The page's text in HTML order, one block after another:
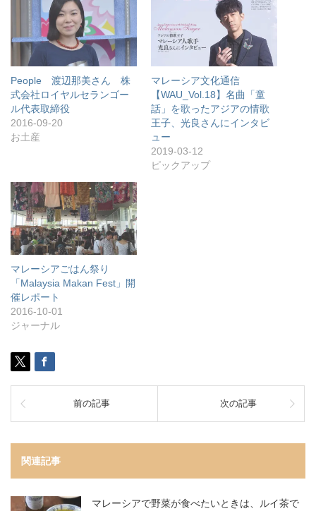
People 渡辺那美さん 株
式会社ロイヤルセランゴー
ル代表取締役
2016-09-20
お土産
マレーシア文化通信
【WAU_Vol.18】名曲「童
話」を歌ったアジアの情歌
王子、光良さんにインタビ
ュー
2019-03-12
ピックアップ
マレーシアごはん祭り
「Malaysia Makan Fest」開
催レポート
2016-10-01
ジャーナル
前の記事 次の記事
関連記事
マレーシアで野菜が食べたいときは、ルイ茶で